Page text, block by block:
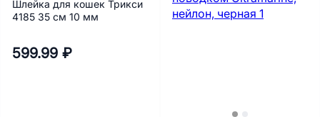
Шлейка для кошек Трикси
4185 35 см 10 мм
599.99 ₽